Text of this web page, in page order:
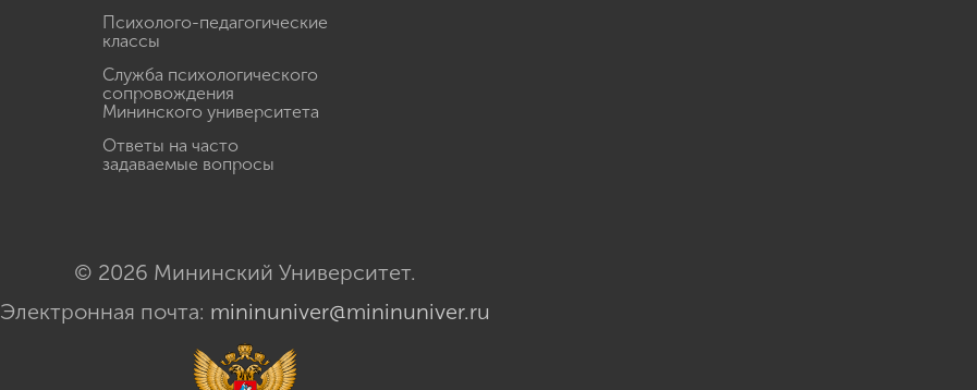
Психолого-педагогические
классы
Служба психологического
сопровождения
Мининского университета
Ответы на часто
задаваемые вопросы
© 2026 Мининский Университет.
Электронная почта: mininuniver@mininuniver.ru